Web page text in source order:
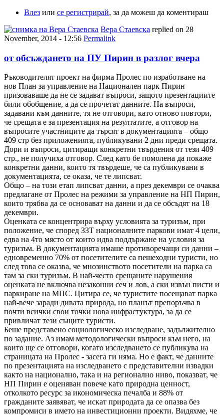
Влез или се регистрирай, за да можеш да коментираш
Вера Стаевска replied on 28
November, 2014 - 12:56 Permalink
от обсъждането на ПУ Пирин в разлог вчера
Ръководителят проект на фирма Пролес по изработване на
нов План за управление на Национален парк Пирин
призоваваше да не се задават въпроси, защото презентациите
били обобщение, а да се прочетат данните. На въпроси,
задавани към данните, тя не отговори, като отново повтори,
че срещата е за презентация на резултатите, а отговор на
въпросите участниците да търсят в документацията – общо
409 стр без приложенията, публикувани 2 дни преди срещата.
Дори и въпроси, цитиращи конкретни твърдения от тези 409
стр., не получиха отговор. След като бе помолена да покаже
конкретни данни, които тя твърдеше, че са публикувани в
документацията, се оказа, че те липсват.
Общо – на този етап липсват данни, а през декември се очаква
предлагане от Пролес на режими за управление на НП Пирин,
които трябва да се основават на данни и да се обсъдят на 18
декември.
Оценката се концентрира върху условията за туризъм, при
положение, че според ЗЗТ националните паркови имат 4 цели,
едва на 4то място от които идва поддържане на условия за
туризъм. В документацията имаше противоречащи си данни –
едновременно 70% от посетителите са пешеходни туристи, но
след това се оказва, че мнозинството посетители на парка са
там за ски туризъм. В най-често срещаните нарушения
оценката не включва незаконни сеч и лов, а ски извън писти и
паркиране на МПС. Цитира се, че туристите посещават парка
най-вече заради дивата природа, но планът препоръчва в
почти всички свои точки нова инфрастуктура, за да се
привличат тези същите туристи.
Беше представено социологическо изследване, задължително
по задание. Аз имам методологически въпроси към него, на
които ще се отговори, когато изследването се публикува на
страницата на Пролес - засега ги няма. Но е факт, че данните
по презентацията на изследването с представителни извадки
както на национално, така и на регионално ниво, показват, че
НП Пирин е оценяван повече като природна ценност,
отколкото ресурс за икономическа печалба и 88% от
гражданите заявяват, че искат природата да се опазва без
компромиси в името на инвестиционни проекти. Видяхме, че